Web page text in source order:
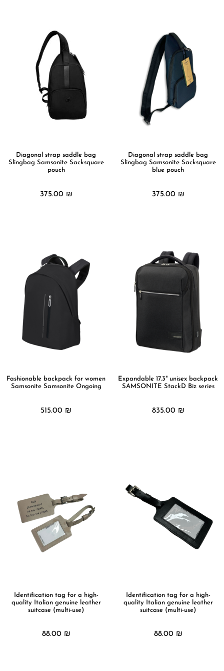
Diagonal strap saddle bag
Slingbag Samsonite Sacksquare
blue pouch
375.00 ₪
Diagonal strap saddle bag
Slingbag Samsonite Sacksquare
pouch
375.00 ₪
Expandable 17.3" unisex backpack
SAMSONITE StackD Biz series
835.00 ₪
Fashionable backpack for women
Samsonite Samsonite Ongoing
515.00 ₪
Identification tag for a high-
quality Italian genuine leather
suitcase (multi-use)
88.00 ₪
Identification tag for a high-
quality Italian genuine leather
suitcase (multi-use)
88.00 ₪